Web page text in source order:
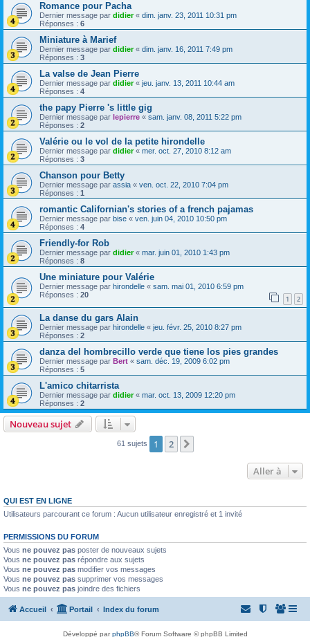
Romance pour Pacha
Dernier message par didier« dim. janv. 23, 2011 10:31 pm
Réponses : 6
Miniature à Marief
Dernier message par didier« dim. janv. 16, 2011 7:49 pm
Réponses : 3
La valse de Jean Pierre
Dernier message par didier« jeu. janv. 13, 2011 10:44 am
Réponses : 4
the papy Pierre 's little gig
Dernier message par lepierre « sam. janv. 08, 2011 5:22 pm
Réponses : 2
Valérie ou le vol de la petite hirondelle
Dernier message par didier« mer. oct. 27, 2010 8:12 am
Réponses : 3
Chanson pour Betty
Dernier message par assia « ven. oct. 22, 2010 7:04 pm
Réponses : 1
romantic Californian's stories of a french pajamas
Dernier message par bise « ven. juin 04, 2010 10:50 pm
Réponses : 4
Friendly-for Rob
Dernier message par didier« mar. juin 01, 2010 1:43 pm
Réponses : 8
Une miniature pour Valérie
Dernier message par hirondelle « sam. mai 01, 2010 6:59 pm
Réponses : 20 1 2
La danse du gars Alain
Dernier message par hirondelle « jeu. févr. 25, 2010 8:27 pm
Réponses : 2
danza del hombrecillo verde que tiene los pies grandes
Dernier message par Bert « sam. déc. 19, 2009 6:02 pm
Réponses : 5
L'amico chitarrista
Dernier message par didier« mar. oct. 13, 2009 12:20 pm
Réponses : 2
Nouveau sujet
61 sujets 1 2
Aller à
QUI EST EN LIGNE
Utilisateurs parcourant ce forum : Aucun utilisateur enregistré et 1 invité
PERMISSIONS DU FORUM
Vous ne pouvez pas poster de nouveaux sujets
Vous ne pouvez pas répondre aux sujets
Vous ne pouvez pas modifier vos messages
Vous ne pouvez pas supprimer vos messages
Vous ne pouvez pas joindre des fichiers
Accueil Portail Index du forum
Développé parphpBB® Forum Software © phpBB Limited